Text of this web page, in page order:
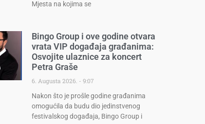
Mjesta na kojima se
Bingo Group i ove godine otvara
vrata VIP događaja građanima:
Osvojite ulaznice za koncert
Petra Graše
6. Augusta 2026.
9:07
Nakon što je prošle godine građanima
omogućila da budu dio jedinstvenog
festivalskog događaja, Bingo Group i